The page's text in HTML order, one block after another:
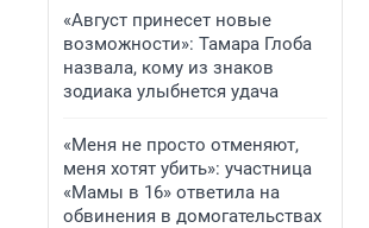
«Август принесет новые
возможности»: Тамара Глоба
назвала, кому из знаков
зодиака улыбнется удача
«Меня не просто отменяют,
меня хотят убить»: участница
«Мамы в 16» ответила на
обвинения в домогательствах